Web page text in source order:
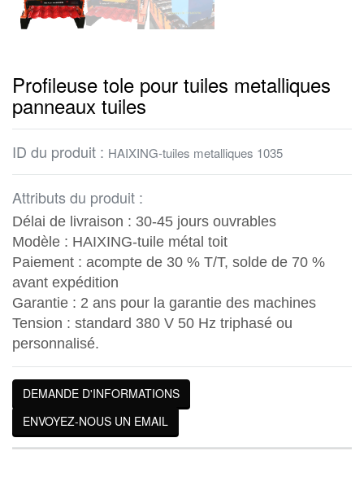
Profileuse tole pour tuiles metalliques
panneaux tuiles
ID du produit : HAIXING-tuiles metalliques 1035
Attributs du produit :
Délai de livraison : 30-45 jours ouvrables
Modèle : HAIXING-tuile métal toit
Paiement : acompte de 30 % T/T, solde de 70 %
avant expédition
Garantie : 2 ans pour la garantie des machines
Tension : standard 380 V 50 Hz triphasé ou
personnalisé.
DEMANDE D'INFORMATIONS
ENVOYEZ-NOUS UN EMAIL